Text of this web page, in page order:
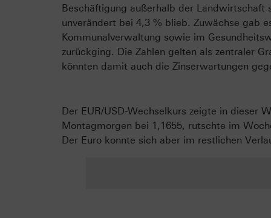
Beschäftigung außerhalb der Landwirtschaft
unverändert bei 4,3 % blieb. Zuwächse gab
Kommunalverwaltung sowie im
zurückging. Die Zahlen gelten als zentraler
könnten damit auch die Zinserwartungen
Der EUR/USD-Wechselkurs zeigte in dieser
Montagmorgen bei 1,1655, rutschte im
Der Euro konnte sich aber im restlichen